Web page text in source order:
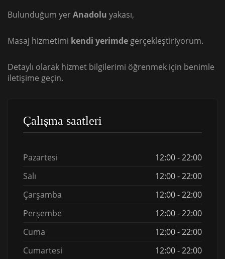
Bulunduğum yerAnadolu yakası,
Masaj hizmetimi kendi yerimde gerçekleştiriyorum.
Detaylı olarak hizmet bilgilerimi öğrenmek için benimle
iletişime geçin.
Çalışma saatleri
Pazartesi
12:00 - 22:00
Salı
12:00 - 22:00
Çarşamba
12:00 - 22:00
Perşembe
12:00 - 22:00
Cuma
12:00 - 22:00
Cumartesi
12:00 - 22:00